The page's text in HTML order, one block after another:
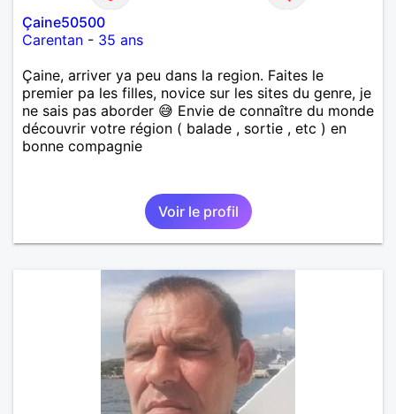
Çaine50500
Carentan - 35 ans
Çaine, arriver ya peu dans la region. Faites le
premier pa les filles, novice sur les sites du genre, je
ne sais pas aborder 😅 Envie de connaître du monde
découvrir votre région ( balade , sortie , etc ) en
bonne compagnie
Voir le profil